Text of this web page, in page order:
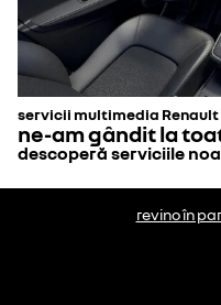
servicii multimedia Renault
ne-am gândit la
descoperă serviciile
revino în